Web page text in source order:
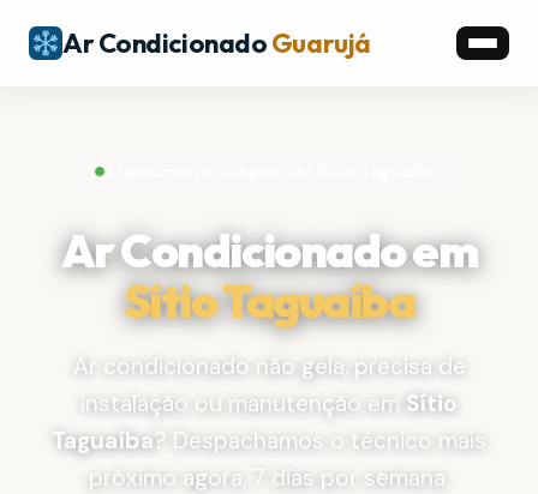
Ar CondicionadoGuarujá
Atendimento Disponível: Sítio Taguaíba
Ar Condicionado em
Sítio Taguaíba
Ar condicionado não gela, precisa de
instalação ou manutenção em Sítio
Taguaíba? Despachamos o técnico mais
próximo agora, 7 dias por semana.